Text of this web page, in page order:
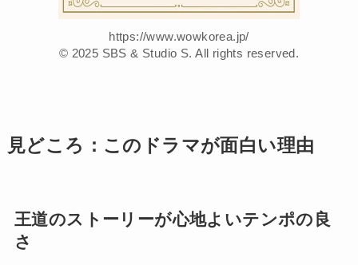
https://www.wowkorea.jp/
© 2025 SBS & Studio S. All rights reserved.
見どころ：このドラマが面白い理由
王道のストーリーが心地よいテンポの良
さ